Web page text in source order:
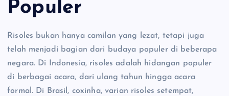
Populer
Risoles bukan hanya camilan yang lezat, tetapi juga
telah menjadi bagian dari budaya populer di beberapa
negara. Di Indonesia, risoles adalah hidangan populer
di berbagai acara, dari ulang tahun hingga acara
formal. Di Brasil, coxinha, varian risoles setempat,